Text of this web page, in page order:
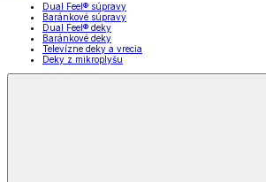
Dual Feel® súpravy
Baránkové súpravy
Dual Feel® deky
Baránkové deky
Televízne deky a vrecia
Deky z mikroplyšu